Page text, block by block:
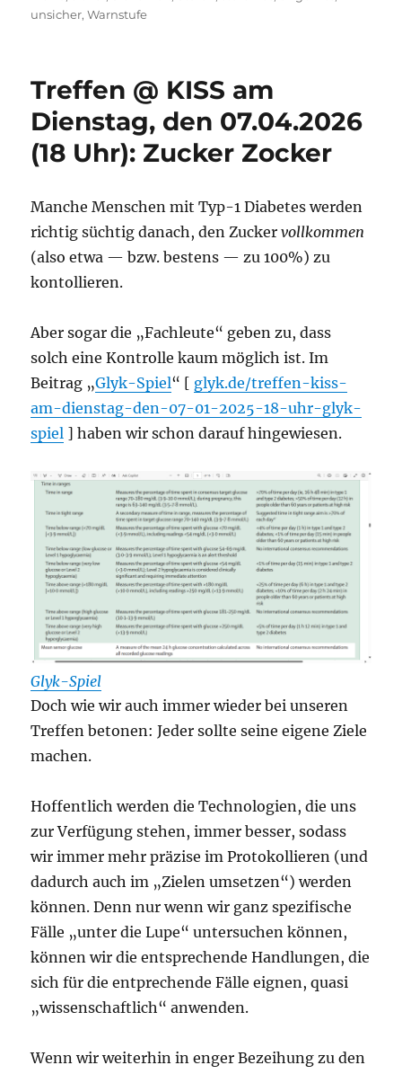
unsicher,Warnstufe
Treffen @ KISS am
Dienstag, den 07.04.2026
(18 Uhr): Zucker Zocker
Manche Menschen mit Typ-1 Diabetes werden
richtig süchtig danach, den Zuckervollkommen
(also etwa — bzw. bestens — zu 100%) zu
kontollieren.
Aber sogar die „Fachleute“ geben zu, dass
solch eine Kontrolle kaum möglich ist. Im
Beitrag „Glyk-Spiel“ [ glyk.de/treffen-kiss-
am-dienstag-den-07-01-2025-18-uhr-glyk-
spiel ] haben wir schon darauf hingewiesen.
Glyk-Spiel
Doch wie wir auch immer wieder bei unseren
Treffen betonen: Jeder sollte seine eigene Ziele
machen.
Hoffentlich werden die Technologien, die uns
zur Verfügung stehen, immer besser, sodass
wir immer mehr präzise im Protokollieren (und
dadurch auch im „Zielen umsetzen“) werden
können. Denn nur wenn wir ganz spezifische
Fälle „unter die Lupe“ untersuchen können,
können wir die entsprechende Handlungen, die
sich für die entprechende Fälle eignen, quasi
„wissenschaftlich“ anwenden.
Wenn wir weiterhin in enger Bezeihung zu den